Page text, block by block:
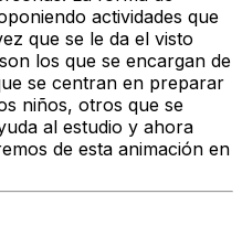
actividades que
que se le da el visto
los que se encargan de
se centran en preparar
niños, otros que se
al estudio y ahora
de esta animación en